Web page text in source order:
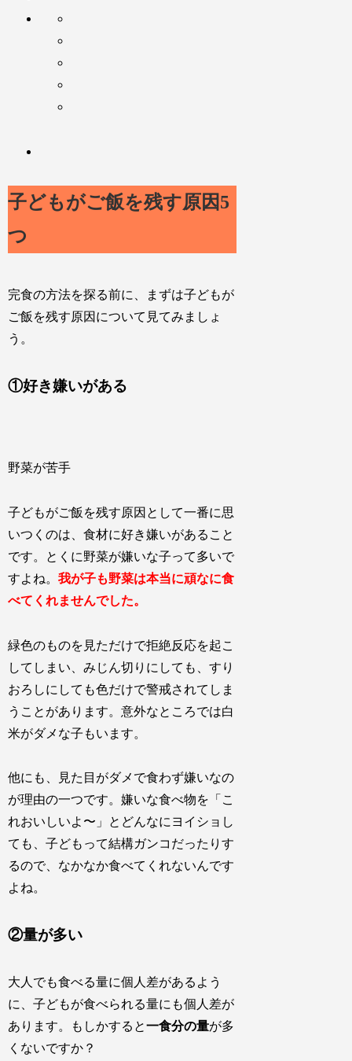
子どもがご飯を残す原因5
つ
完食の方法を探る前に、まずは子どもが
ご飯を残す原因について見てみましょ
う。
①好き嫌いがある
野菜が苦手
子どもがご飯を残す原因として一番に思
いつくのは、食材に好き嫌いがあること
です。とくに野菜が嫌いな子って多いで
すよね。我が子も野菜は本当に頑なに食
べてくれませんでした。
緑色のものを見ただけで拒絶反応を起こ
してしまい、みじん切りにしても、すり
おろしにしても色だけで警戒されてしま
うことがあります。意外なところでは白
米がダメな子もいます。
他にも、見た目がダメで食わず嫌いなの
が理由の一つです。嫌いな食べ物を「こ
れおいしいよ〜」とどんなにヨイショし
ても、子どもって結構ガンコだったりす
るので、なかなか食べてくれないんです
よね。
②量が多い
大人でも食べる量に個人差があるよう
に、子どもが食べられる量にも個人差が
あります。もしかすると一食分の量が多
くないですか？